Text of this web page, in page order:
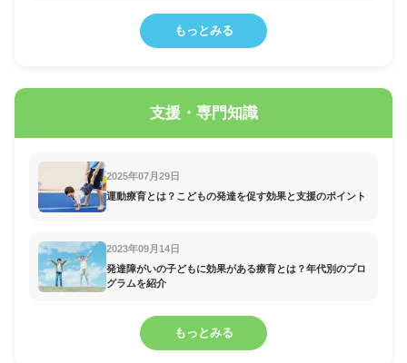
もっとみる
支援・専門知識
2025年07月29日
運動療育とは？こどもの発達を促す効果と支援のポイント
2023年09月14日
発達障がいの子どもに効果がある療育とは？年代別のプロ
グラムを紹介
もっとみる